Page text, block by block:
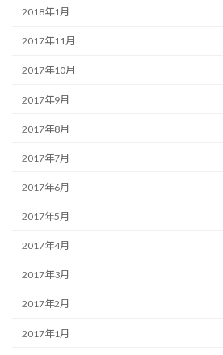
2018年1月
2017年11月
2017年10月
2017年9月
2017年8月
2017年7月
2017年6月
2017年5月
2017年4月
2017年3月
2017年2月
2017年1月